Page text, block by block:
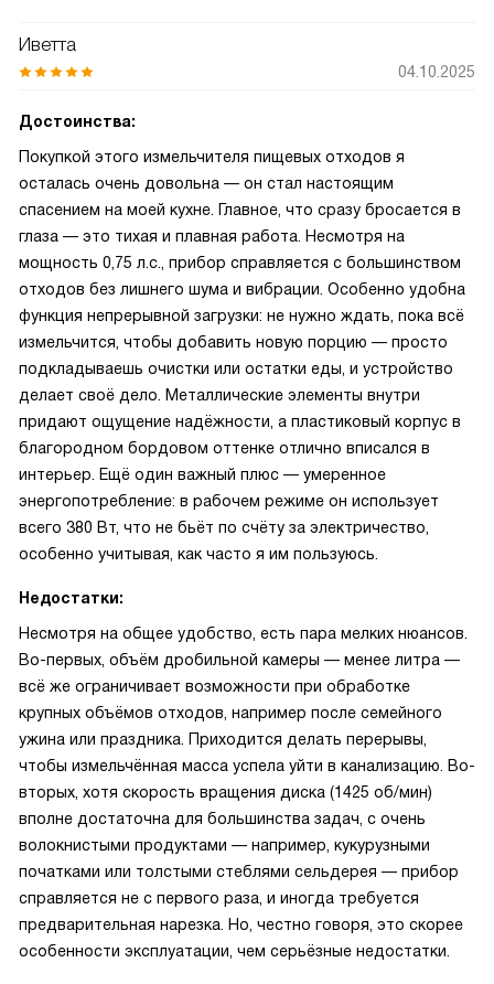
Иветта
04.10.2025
Достоинства:
Покупкой этого измельчителя пищевых отходов я
осталась очень довольна — он стал настоящим
спасением на моей кухне. Главное, что сразу бросается в
глаза — это тихая и плавная работа. Несмотря на
мощность 0,75 л.с., прибор справляется с большинством
отходов без лишнего шума и вибрации. Особенно удобна
функция непрерывной загрузки: не нужно ждать, пока всё
измельчится, чтобы добавить новую порцию — просто
подкладываешь очистки или остатки еды, и устройство
делает своё дело. Металлические элементы внутри
придают ощущение надёжности, а пластиковый корпус в
благородном бордовом оттенке отлично вписался в
интерьер. Ещё один важный плюс — умеренное
энергопотребление: в рабочем режиме он использует
всего 380 Вт, что не бьёт по счёту за электричество,
особенно учитывая, как часто я им пользуюсь.
Недостатки:
Несмотря на общее удобство, есть пара мелких нюансов.
Во-первых, объём дробильной камеры — менее литра —
всё же ограничивает возможности при обработке
крупных объёмов отходов, например после семейного
ужина или праздника. Приходится делать перерывы,
чтобы измельчённая масса успела уйти в канализацию. Во-
вторых, хотя скорость вращения диска (1425 об/мин)
вполне достаточна для большинства задач, с очень
волокнистыми продуктами — например, кукурузными
початками или толстыми стеблями сельдерея — прибор
справляется не с первого раза, и иногда требуется
предварительная нарезка. Но, честно говоря, это скорее
особенности эксплуатации, чем серьёзные недостатки.